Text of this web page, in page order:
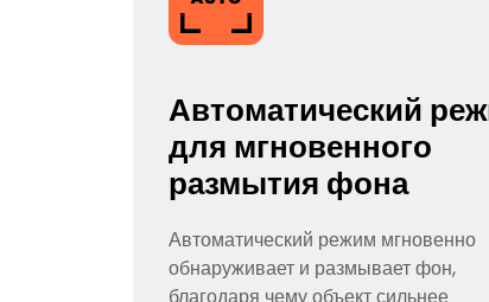
Автоматический
для мгновенного
размытия фона
Автоматический режим мгновенно
обнаруживает и размывает фон,
благодаря чему объект сильнее